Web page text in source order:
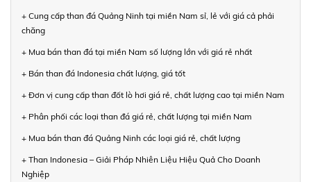
+ Cung cấp than đá Quảng Ninh tại miền Nam sỉ, lẻ với giá cả phải
chăng
+ Mua bán than đá tại miền Nam số lượng lớn với giá rẻ nhất
+ Bán than đá Indonesia chất lượng, giá tốt
+ Đơn vị cung cấp than đốt lò hơi giá rẻ, chất lượng cao tại miền Nam
+ Phân phối các loại than đá giá rẻ, chất lượng tại miền Nam
+ Mua bán than đá Quảng Ninh các loại giá rẻ, chất lượng
+ Than Indonesia – Giải Pháp Nhiên Liệu Hiệu Quả Cho Doanh
Nghiệp